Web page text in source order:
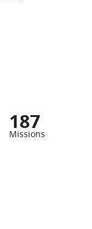
187
Missions